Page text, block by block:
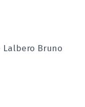
Lalbero Bruno